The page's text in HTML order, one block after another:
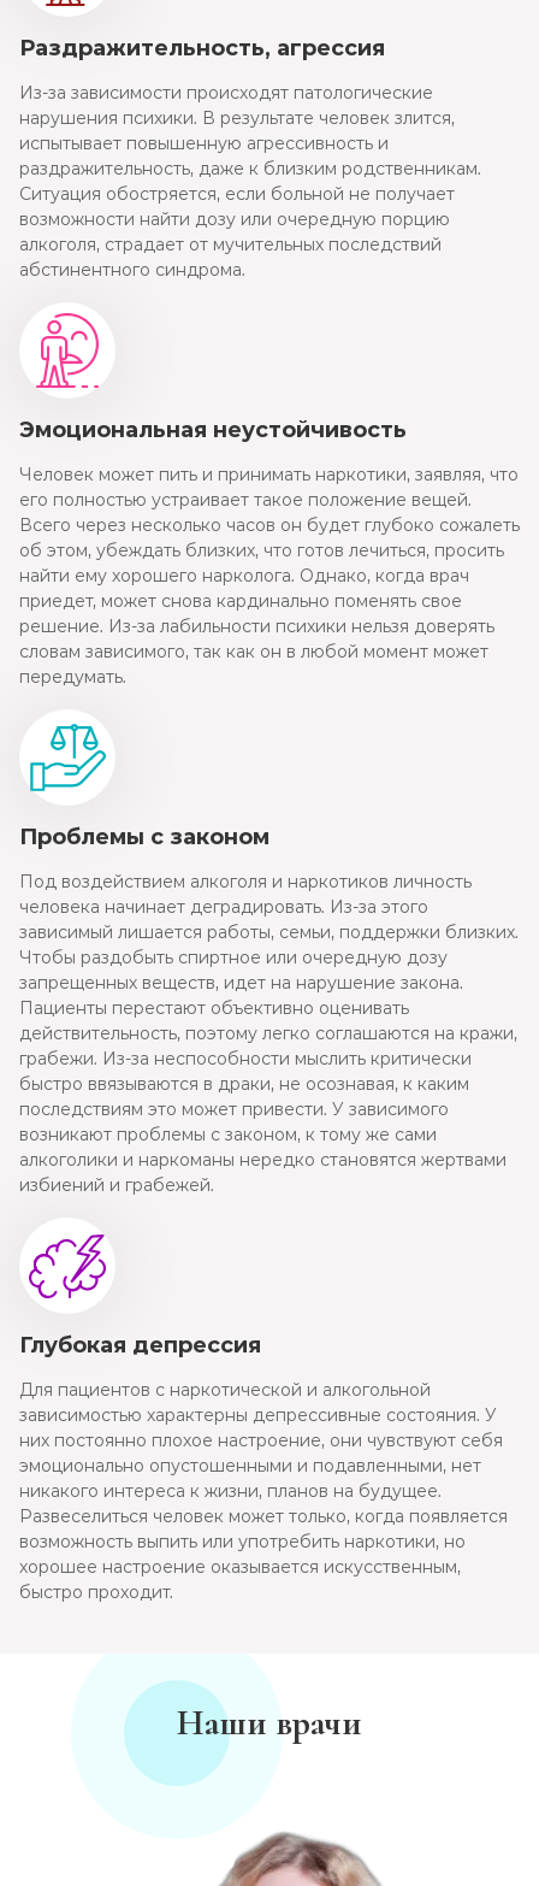
Раздражительность, агрессия
Из-за зависимости происходят патологические
нарушения психики. В результате человек злится,
испытывает повышенную агрессивность и
раздражительность, даже к близким родственникам.
Ситуация обостряется, если больной не получает
возможности найти дозу или очередную порцию
алкоголя, страдает от мучительных последствий
абстинентного синдрома.
Эмоциональная неустойчивость
Человек может пить и принимать наркотики, заявляя, что
его полностью устраивает такое положение вещей.
Всего через несколько часов он будет глубоко сожалеть
об этом, убеждать близких, что готов лечиться, просить
найти ему хорошего нарколога. Однако, когда врач
приедет, может снова кардинально поменять свое
решение. Из-за лабильности психики нельзя доверять
словам зависимого, так как он в любой момент может
передумать.
Проблемы с законом
Под воздействием алкоголя и наркотиков личность
человека начинает деградировать. Из-за этого
зависимый лишается работы, семьи, поддержки близких.
Чтобы раздобыть спиртное или очередную дозу
запрещенных веществ, идет на нарушение закона.
Пациенты перестают объективно оценивать
действительность, поэтому легко соглашаются на кражи,
грабежи. Из-за неспособности мыслить критически
быстро ввязываются в драки, не осознавая, к каким
последствиям это может привести. У зависимого
возникают проблемы с законом, к тому же сами
алкоголики и наркоманы нередко становятся жертвами
избиений и грабежей.
Глубокая депрессия
Для пациентов с наркотической и алкогольной
зависимостью характерны депрессивные состояния. У
них постоянно плохое настроение, они чувствуют себя
эмоционально опустошенными и подавленными, нет
никакого интереса к жизни, планов на будущее.
Развеселиться человек может только, когда появляется
возможность выпить или употребить наркотики, но
хорошее настроение оказывается искусственным,
быстро проходит.
Наши врачи